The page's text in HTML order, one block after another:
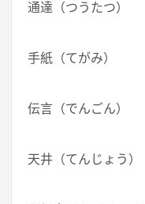
通達（つうた
手紙（て
伝言（でん
天井（てんじ